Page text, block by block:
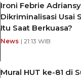
Ironi Febrie
Dikriminalisasi Usai
Itu Saat Berkuasa?
News | 21:13 WIB
Mural HUT ke-81 di